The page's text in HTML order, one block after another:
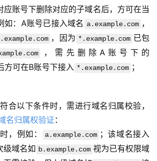
应账号下删除对应的子域名后，方可在当
如：A账号已接入域名 a.example.com ，
，因为 *.example.com 已包
，需先删除A账号下的
方可在B账号下接入 *.example.com ；
名归属权验证 ：
，例如：
a.example.com ；该域名接入
级域名如 b.example.com 视为已有权限域